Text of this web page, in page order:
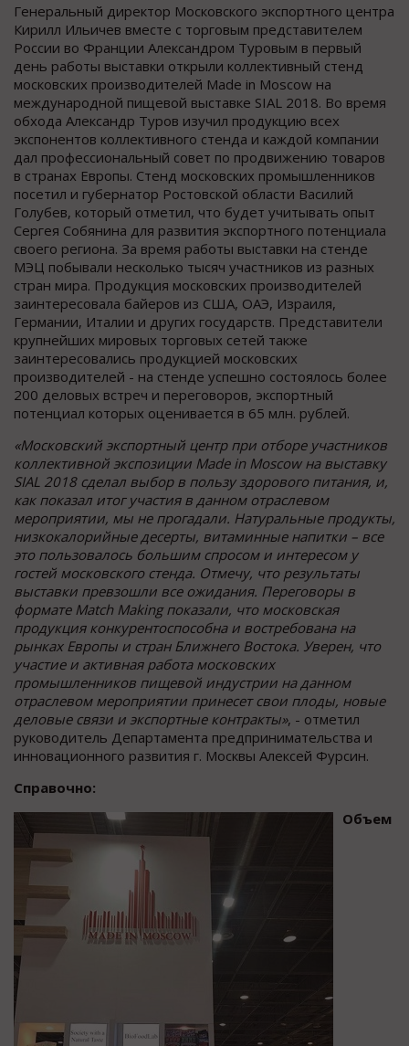
Генеральный директор Московского экспортного центра
Кирилл Ильичев вместе с торговым представителем
России во Франции Александром Туровым в первый
день работы выставки открыли коллективный стенд
московских производителей Made in Moscow на
международной пищевой выставке SIAL 2018. Во время
обхода Александр Туров изучил продукцию всех
экспонентов коллективного стенда и каждой компании
дал профессиональный совет по продвижению товаров
в странах Европы. Стенд московских промышленников
посетил и губернатор Ростовской области Василий
Голубев, который отметил, что будет учитывать опыт
Сергея Собянина для развития экспортного потенциала
своего региона. За время работы выставки на стенде
МЭЦ побывали несколько тысяч участников из разных
стран мира. Продукция московских производителей
заинтересовала байеров из США, ОАЭ, Израиля,
Германии, Италии и других государств. Представители
крупнейших мировых торговых сетей также
заинтересовались продукцией московских
производителей - на стенде успешно состоялось более
200 деловых встреч и переговоров, экспортный
потенциал которых оценивается в 65 млн. рублей.
«Московский экспортный центр при отборе участников
коллективной экспозиции Made in Moscow на выставку
SIAL 2018 сделал выбор в пользу здорового питания, и,
как показал итог участия в данном отраслевом
мероприятии, мы не прогадали. Натуральные продукты,
низкокалорийные десерты, витаминные напитки – все
это пользовалось большим спросом и интересом у
гостей московского стенда. Отмечу, что результаты
выставки превзошли все ожидания. Переговоры в
формате Match Makingпоказали, что московская
продукция конкурентоспособна и востребована на
рынках Европы и стран Ближнего Востока. Уверен, что
участие и активная работа московских
промышленников пищевой индустрии на данном
отраслевом мероприятии принесет свои плоды, новые
деловые связи и экспортные контракты», - отметил
руководитель Департамента предпринимательства и
инновационного развития г. Москвы Алексей Фурсин.
Справочно:
Объем